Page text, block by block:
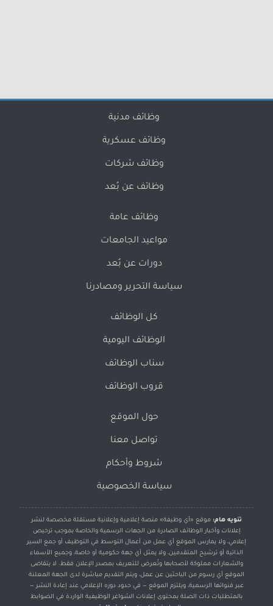
وظائف مدنية
وظائف عسكرية
وظائف شركات
وظائف عن بُعد
وظائف عامة
مواعيد الجامعات
دورات عن بُعد
سياسة التحرير ومصادرنا
كل الوظائف
الوظائف اليومية
سناب الوظائف
قروب الوظائف
حول الموقع
تواصل معنا
شروط وأحكام
سياسة الخصوصية
تنويه هام: موقع «أي وظيفة» منصة إعلامية وإعلانية مستقلة مخصصة لنشر
إعلانات وأخبار الوظائف الصادرة من الجهات الرسمية والخاصة بموجب ترخيص
إعلامي، ولا يمارس الموقع أي عمل من أعمال التوسط في التوظيف أو جمع السير
الذاتية أو ترشيح المتقدمين، ولا يمثل أي جهة حكومية أو خاصة، وجميع الأسماء
والشعارات مملوكة لأصحابها وتُعرض للتعريف بمصدر الإعلان فقط. لا يتقاضى
الموقع أي رسوم من الباحثين عن عمل، ويتم التقديم مباشرة لدى الجهة المعلنة
عبر قنواتها الرسمية، ويلتزم الموقع — في حدود دوره الإعلامي عند إعادة النشر —
بالمتطلبات ذات الصلة بمحتوى إعلانات الشواغر الوظيفية الواردة في الضوابط